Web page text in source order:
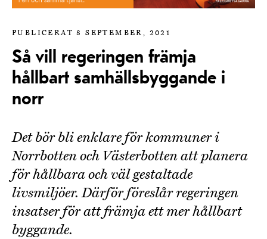
PUBLICERAT 8 SEPTEMBER, 2021
Så vill regeringen främja
hållbart samhällsbyggande i
norr
Det bör bli enklare för kommuner i
Norrbotten och Västerbotten att planera
för hållbara och väl gestaltade
livsmiljöer. Därför föreslår regeringen
insatser för att främja ett mer hållbart
byggande.